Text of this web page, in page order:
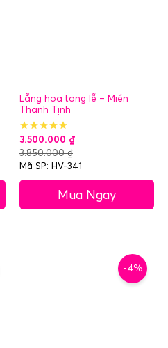
Lẵng hoa tang lễ – Miền
Thanh Tịnh
3.500.000 ₫
3.850.000₫
Mã SP: HV-341
Mua Ngay
-4%